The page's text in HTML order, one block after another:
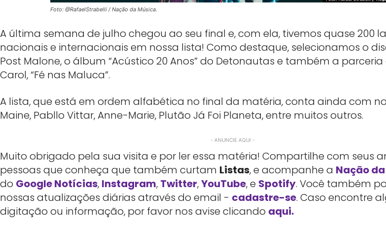
Foto: @RafaelStrabelli / Nação da Música.
A última semana de julho chegou ao seu final e, com ela, tivemos quase 200
nacionais e internacionais em nossa lista! Como destaque, selecionamos o
Post Malone, o álbum “Acústico 20 Anos” do Detonautas e também a parceria
Carol, “Fé nas Maluca”.
A lista, que está em ordem alfabética no final da matéria, conta ainda com
Maine, Pabllo Vittar, Anne-Marie, Plutão Já Foi Planeta, entre muitos outros.
- ANUNCIE AQUI -
Muito obrigado pela sua visita e por ler essa matéria! Compartilhe com seus
pessoas que conheça que também curtam Listas, e acompanhe a Nação
do Google Notícias, Instagram, Twitter,YouTube, e Spotify. Você também
nossas atualizações diárias através do email - cadastre-se. Caso encontre
digitação ou informação, por favor nos avise clicando aqui.